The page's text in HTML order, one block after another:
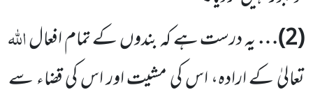
(
2
)…یہ درست ہے کہ بندوں کے تمام افعالاللہ
تعالیٰ کے ارادہ، اس کی مشیت اور اس کی قضاء سے